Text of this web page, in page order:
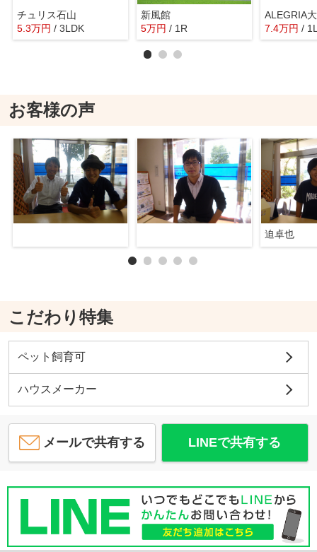
チュリス石山
5.3万円 / 3LDK
新風館
5万円 / 1R
ALEGRIA
7.4万円 /
お客様の声
迫卓也
こだわり特集
ペット飼育可
ハウスメーカー
メールで共有する LINEで共有する